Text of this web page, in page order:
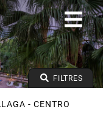
FILTRES
- CENTRO